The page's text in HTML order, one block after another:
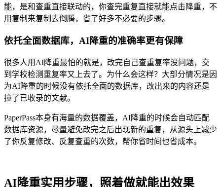
能，是和查重直接联动的，你查完重复直接就能点击降重，不
用复制来复制去倒腾，省了好多不必要的步骤。
依托全面数据库，AI降重的准确率更有保障
很多人用AI降重最怕的就是，改完自己查重复率没问题，交
到学校检测重复率又上去了。为什么会这样？大部分情况是因
为AI降重的时候没有依托全面的数据库，改出来的内容还是
撞了已收录的文献。
PaperPass本身有海量的数据覆盖，AI降重的时候会自动匹配
数据库资源，尽量避免改完之后出现新的重复，从源头上减少
了你反复修改、反复查重的次数，帮你省时间也省成本。
AI降重实用步骤，照着做就能出效果